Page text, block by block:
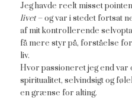
Jeg havde reelt misset
livet– og var i stedet fortsat
af mit kontrollerende
få mere styr på, forståelse
liv.
Hvor passioneret jeg end var
spiritualitet, selvindsigt og
en grænse for alting.